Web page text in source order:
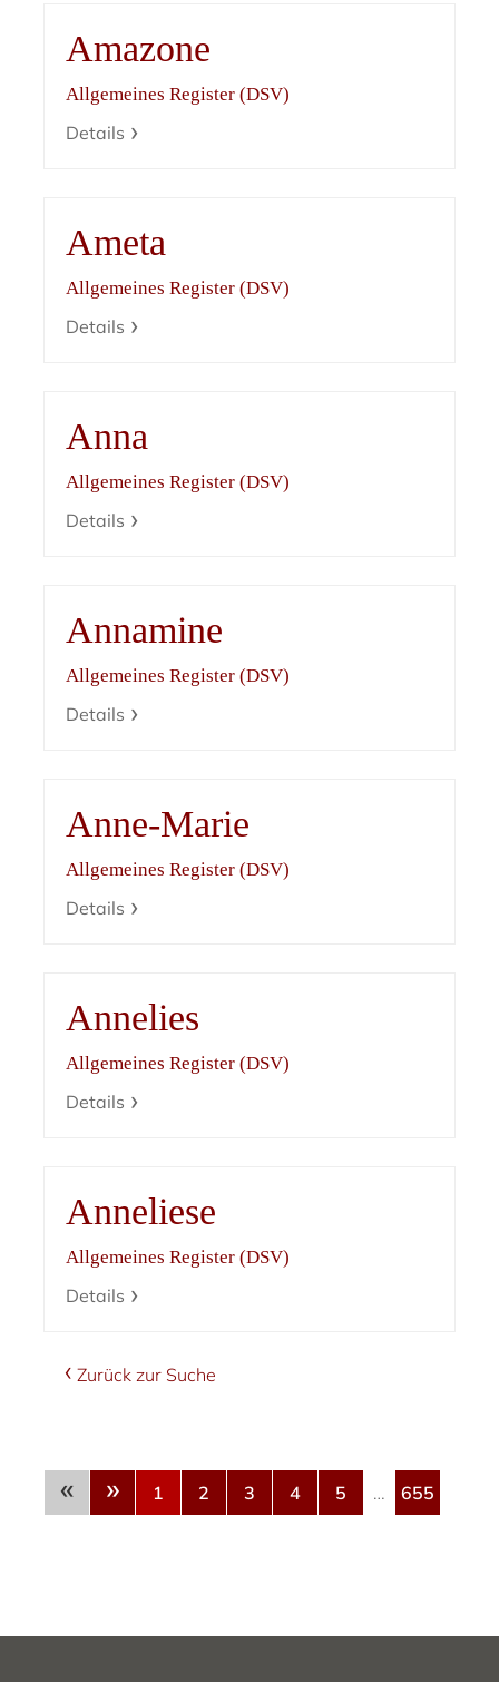
Amazone
Allgemeines Register (DSV)
Details
Ameta
Allgemeines Register (DSV)
Details
Anna
Allgemeines Register (DSV)
Details
Annamine
Allgemeines Register (DSV)
Details
Anne-Marie
Allgemeines Register (DSV)
Details
Annelies
Allgemeines Register (DSV)
Details
Anneliese
Allgemeines Register (DSV)
Details
Zurück zur Suche
« » 1 2 3 4 5 … 655